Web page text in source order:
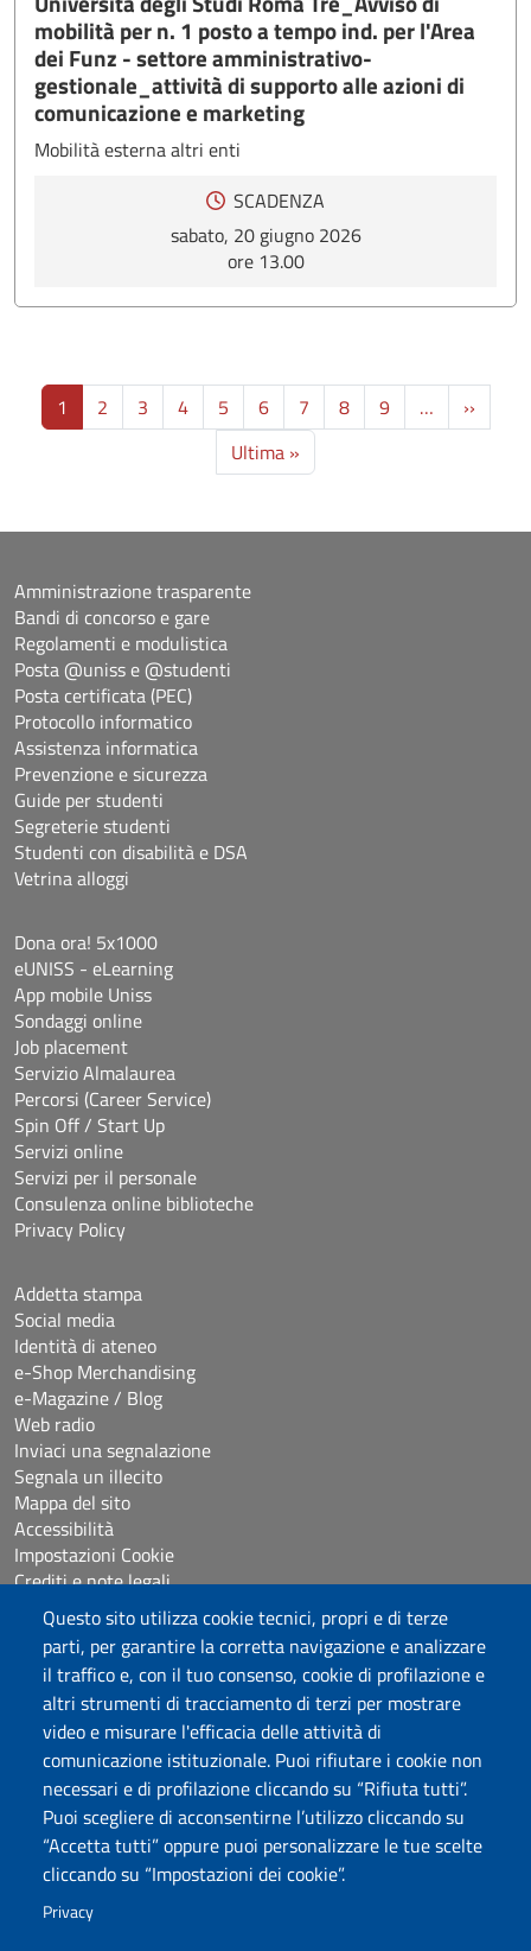
Questo sito utilizza cookie tecnici, propri e di terze
parti, per garantire la corretta navigazione e analizzare
il traffico e, con il tuo consenso, cookie di profilazione e
altri strumenti di tracciamento di terzi per mostrare
video e misurare l'efficacia delle attività di
comunicazione istituzionale. Puoi rifiutare i cookie non
necessari e di profilazione cliccando su “Rifiuta tutti”.
Puoi scegliere di acconsentirne l’utilizzo cliccando su
“Accetta tutti” oppure puoi personalizzare le tue scelte
cliccando su “Impostazioni dei cookie”.
Privacy
mobilità per n. 1 posto a tempo ind. per l'Area
dei Funz - settore amministrativo-
gestionale_attività di supporto alle azioni di
comunicazione e marketing
Mobilità esterna altri enti
SCADENZA
sabato, 20 giugno 2026
ore 13.00
Paginazione
1 2 3 4 5 6 7 8 9 … ››
Ultima »Ultima pagina
Università degli Studi di Sassari
Piazza Università 21, Sassari
Tel.: 800 882994 (Orientamento studenti)
RETTORE:rettore@uniss.it
PEC:protocollo@pec.uniss.it
URP:urp@uniss.it
Amministrazione trasparente
Bandi di concorso e gare
Regolamenti e modulistica
Posta @uniss e @studenti
Posta certificata (PEC)
Protocollo informatico
Assistenza informatica
Prevenzione e sicurezza
Guide per studenti
Segreterie studenti
Studenti con disabilità e DSA
Vetrina alloggi
Dona ora! 5x1000
eUNISS - eLearning
App mobile Uniss
Sondaggi online
Job placement
Servizio Almalaurea
Percorsi (Career Service)
Spin Off / Start Up
Servizi online
Servizi per il personale
Consulenza online biblioteche
Privacy Policy
Addetta stampa
Social media
Identità di ateneo
e-Shop Merchandising
e-Magazine / Blog
Web radio
Inviaci una segnalazione
Segnala un illecito
Mappa del sito
Accessibilità
Impostazioni Cookie
Crediti e note legali
Seguici su
Chatta con noi